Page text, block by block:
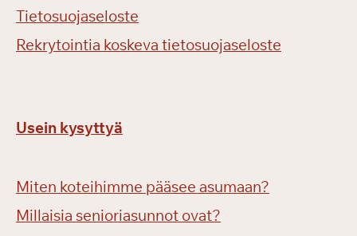
Tietosuojaseloste
Rekrytointia koskeva tietosuojaseloste
Usein kysyttyä
Miten koteihimme pääsee asumaan?
Millaisia senioriasunnot ovat?